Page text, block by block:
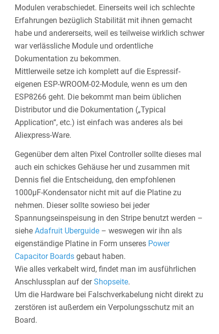
Modulen verabschiedet. Einerseits weil ich schlechte
Erfahrungen bezüglich Stabilität mit ihnen gemacht
habe und andererseits, weil es teilweise wirklich schwer
war verlässliche Module und ordentliche
Dokumentation zu bekommen.
Mittlerweile setze ich komplett auf die Espressif-
eigenen ESP-WROOM-02-Module, wenn es um den
ESP8266 geht. Die bekommt man beim üblichen
Distributor und die Dokumentation („Typical
Application“, etc.) ist einfach was anderes als bei
Aliexpress-Ware.
Gegenüber dem alten Pixel Controller sollte dieses mal
auch ein schickes Gehäuse her und zusammen mit
Dennis fiel die Entscheidung, den empfohlenen
1000µF-Kondensator nicht mit auf die Platine zu
nehmen. Dieser sollte sowieso bei jeder
Spannungseinspeisung in den Stripe benutzt werden –
siehe Adafruit Uberguide – weswegen wir ihn als
eigenständige Platine in Form unseres Power
Capacitor Boards gebaut haben.
Wie alles verkabelt wird, findet man im ausführlichen
Anschlussplan auf derShopseite.
Um die Hardware bei Falschverkabelung nicht direkt zu
zerstören ist außerdem ein Verpolungsschutz mit an
Board.